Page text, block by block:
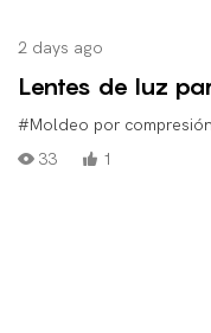
2 days ago
Lentes de luz
calidad,
compresión
#Moldeo por compresión
33
1